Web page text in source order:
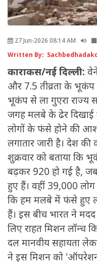
27 Jun-2026 08:14 AM
Written By:
काराकस/नई दिल्ली:
और 7.5 तीव्रता के भूकंप
भूकंप से ला गुएरा राज्य
जगह मलबे के ढेर
लोगों के फंसे होने की
लगातार जारी है। देश की
शुक्रवार को बताया कि
बढ़कर 920 हो गई है,
हुए हैं। वहीं 39,000 लोग
कि हम मलबे में फंसे हुए
हैं। इस बीच भारत ने
लिए राहत मिशन लॉन्च
दल मानवीय सहायता
ने इस मिशन को 'ऑपरेशन